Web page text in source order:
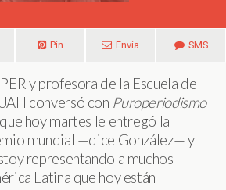
Pin Envía SMS
y profesora de la Escuela de
conversó con Puroperiodismo
hoy martes le entregó la
mundial —dice González— y
representando a muchos
Latina que hoy están